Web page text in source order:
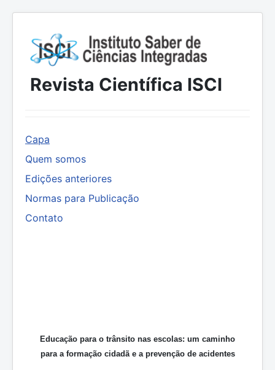
Revista Científica ISCI
Capa
Quem somos
Edições anteriores
Normas para Publicação
Contato
Educação para o trânsito nas escolas: um caminho
para a formação cidadã e a prevenção de acidentes